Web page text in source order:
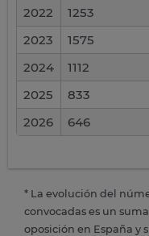
2022
1253
2023
1575
2024
1112
2025
833
2026
646
* La evolución del
convocadas es un
oposición en España y